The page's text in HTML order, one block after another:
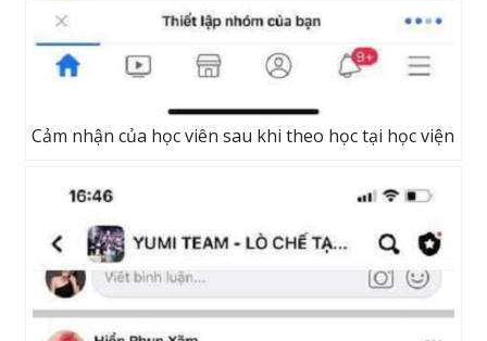
Cảm nhận của học viên sau khi theo học tại học viện